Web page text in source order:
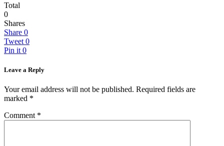
Total
0
Shares
Share 0
Tweet 0
Pin it 0
Leave a Reply
Your email address will not be published. Required fields are
marked *
Comment *